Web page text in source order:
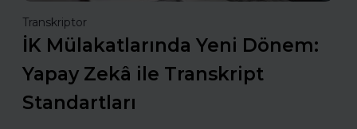
Transkriptor
İK Mülakatlarında Yeni Dönem:
Yapay Zekâ ile Transkript
Standartları